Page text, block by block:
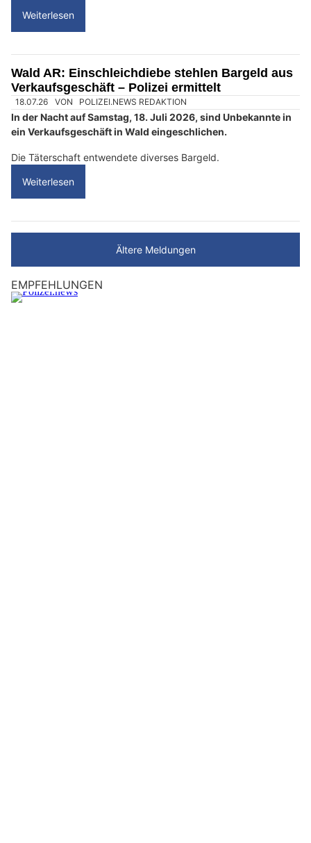
Weiterlesen
Wald AR: Einschleichdiebe stehlen Bargeld aus
Verkaufsgeschäft – Polizei ermittelt
18.07.26 VON POLIZEI.NEWS REDAKTION
In der Nacht auf Samstag, 18. Juli 2026, sind Unbekannte in
ein Verkaufsgeschäft in Wald eingeschlichen.
Die Täterschaft entwendete diverses Bargeld.
Weiterlesen
Ältere Meldungen
EMPFEHLUNGEN